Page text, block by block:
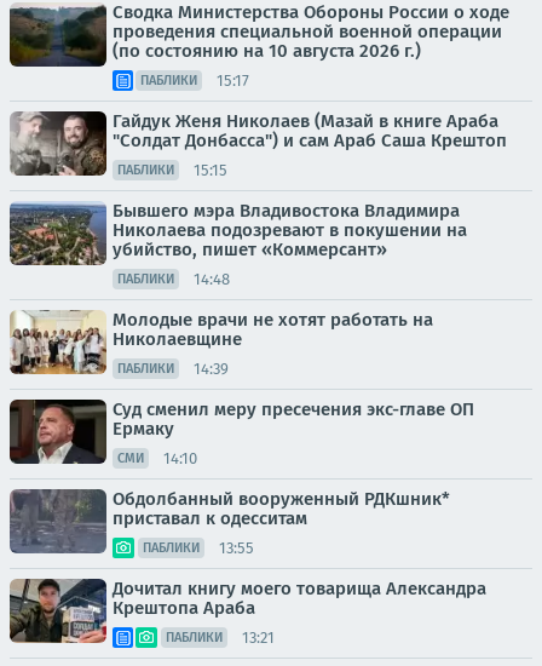
Сводка Министерства Обороны России о ходе
проведения специальной военной операции
(по состоянию на 10 августа 2026 г.)
ПАБЛИКИ 15:17
Гайдук Женя Николаев (Мазай в книге Араба
"Солдат Донбасса") и сам Араб Саша Крештоп
ПАБЛИКИ 15:15
Бывшего мэра Владивостока Владимирa
Николаева подозревают в покушении на
убийство, пишет «Коммерсант»
ПАБЛИКИ 14:48
Молодые врачи не хотят работать на
Николаевщине
ПАБЛИКИ 14:39
Суд сменил меру пресечения экс-главе ОП
Ермаку
СМИ 14:10
Обдолбанный вооруженный РДКшник*
приставал к одесситам
ПАБЛИКИ 13:55
Дочитал книгу моего товарища Александра
Крештопа Араба
ПАБЛИКИ 13:21